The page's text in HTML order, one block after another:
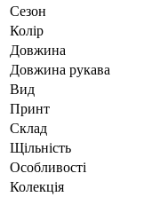
Сезон
Колір
Довжина
Довжина рукава
Вид
Принт
Склад
Щільність
Особливості
Колекція